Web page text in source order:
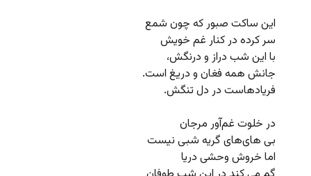
این ساکت صبور که چون شمع
سر کرده در کنار غم خویش
با این شب دراز و درنگش،
جانش همه فغان و دریغ است.
فریادهاست در دل تنگش.
در خلوت غم‌آور مرجان
بی های‌های گریه شبی نیست
اما خروش وحشی دریا